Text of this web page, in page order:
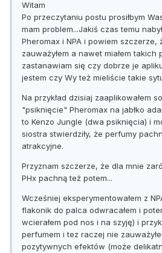
Witam
Po przeczytaniu postu prosiłbym
mam problem...Jakiś czas temu
Pheromax i NPA i powiem szczerze,
zauważyłem a nawet miałem takich
zastanawiam się czy dobrze je
jestem czy Wy też mieliście takie
Na przykład dzisiaj zaaplikowałem
"psiknięcie" Pheromax na jabłko
to Kenzo Jungle (dwa psiknięcia) i
siostra stwierdziły, że perfumy
atrakcyjne.
Przyznam szczerze, że dla mnie
PHx pachną też potem...
Wcześniej eksperymentowałem z
flakonik do palca odwracałem i
wcierałem pod nos i na szyję) i
perfumem i tez raczej nie
pozytywnych efektów (może